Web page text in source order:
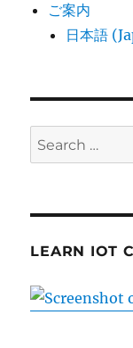
ご案内
日本語
Search
for:
LEARN IOT